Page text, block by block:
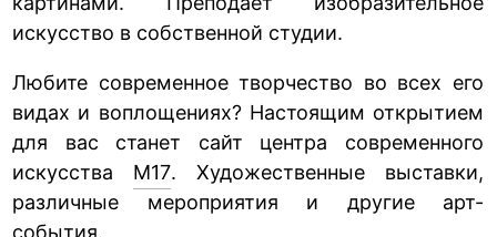
искусство в собственной студии.
Любите современное творчество во всех его
видах и воплощениях? Настоящим открытием
для вас станет сайт центра современного
искусства M17. Художественные выставки,
различные мероприятия и другие арт-
события.